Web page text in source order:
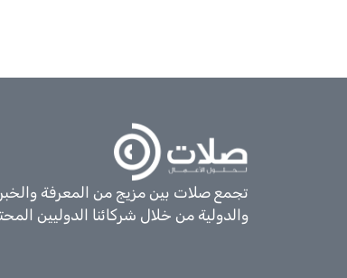
تجمع صلات بين مزيج من المعرفة
والدولية من خلال شركائنا الدوليين